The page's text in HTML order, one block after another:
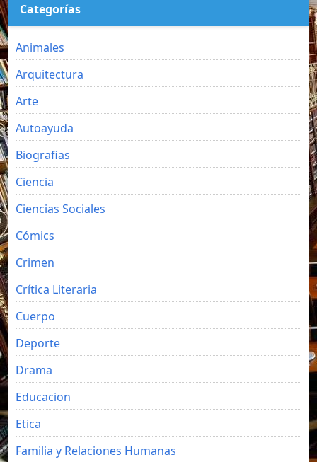
Categorías
Animales
Arquitectura
Arte
Autoayuda
Biografias
Ciencia
Ciencias Sociales
Cómics
Crimen
Crítica Literaria
Cuerpo
Deporte
Drama
Educacion
Etica
Familia y Relaciones Humanas